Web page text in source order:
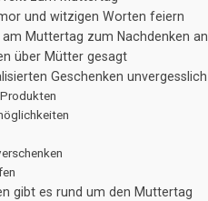
und witzigen Worten feiern
Muttertag zum Nachdenken an
über Mütter gesagt
Geschenken unvergesslich
gibt es rund um den Muttertag